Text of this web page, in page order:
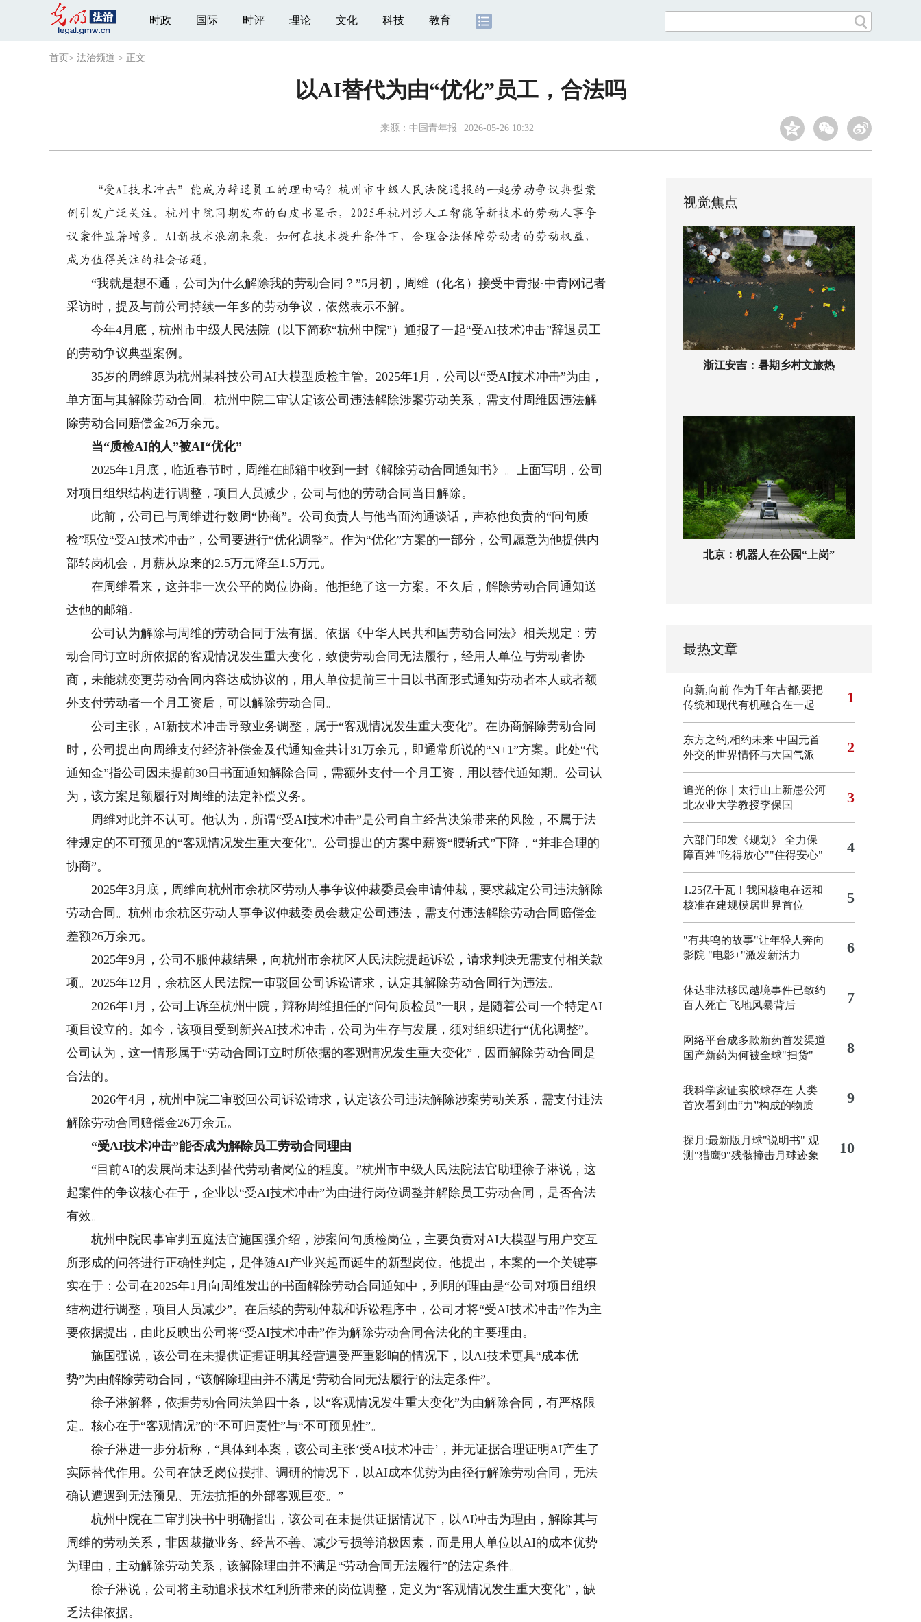
时政 国际 时评 理论 文化 科技 教育
首页 > 法治频道 > 正文
以AI替代为由“优化”员工，合法吗
来源： 中国青年报 2026-05-26 10:32
“受AI技术冲击”能成为辞退员工的理由吗？杭州市中级人民法院通报的一起劳动争议典型案
例引发广泛关注。杭州中院同期发布的白皮书显示，2025年杭州涉人工智能等新技术的劳动人事争
议案件显著增多。AI新技术浪潮来袭，如何在技术提升条件下，合理合法保障劳动者的劳动权益，
成为值得关注的社会话题。
“我就是想不通，公司为什么解除我的劳动合同？”5月初，周维（化名）接受中青报·中青网记者
采访时，提及与前公司持续一年多的劳动争议，依然表示不解。
今年4月底，杭州市中级人民法院（以下简称“杭州中院”）通报了一起“受AI技术冲击”辞退员工
的劳动争议典型案例。
35岁的周维原为杭州某科技公司AI大模型质检主管。2025年1月，公司以“受AI技术冲击”为由，
单方面与其解除劳动合同。杭州中院二审认定该公司违法解除涉案劳动关系，需支付周维因违法解
除劳动合同赔偿金26万余元。
当“质检AI的人”被AI“优化”
2025年1月底，临近春节时，周维在邮箱中收到一封《解除劳动合同通知书》。上面写明，公司
对项目组织结构进行调整，项目人员减少，公司与他的劳动合同当日解除。
此前，公司已与周维进行数周“协商”。公司负责人与他当面沟通谈话，声称他负责的“问句质
检”职位“受AI技术冲击”，公司要进行“优化调整”。作为“优化”方案的一部分，公司愿意为他提供内
部转岗机会，月薪从原来的2.5万元降至1.5万元。
在周维看来，这并非一次公平的岗位协商。他拒绝了这一方案。不久后，解除劳动合同通知送
达他的邮箱。
公司认为解除与周维的劳动合同于法有据。依据《中华人民共和国劳动合同法》相关规定：劳
动合同订立时所依据的客观情况发生重大变化，致使劳动合同无法履行，经用人单位与劳动者协
商，未能就变更劳动合同内容达成协议的，用人单位提前三十日以书面形式通知劳动者本人或者额
外支付劳动者一个月工资后，可以解除劳动合同。
公司主张，AI新技术冲击导致业务调整，属于“客观情况发生重大变化”。在协商解除劳动合同
时，公司提出向周维支付经济补偿金及代通知金共计31万余元，即通常所说的“N+1”方案。此处“代
通知金”指公司因未提前30日书面通知解除合同，需额外支付一个月工资，用以替代通知期。公司认
为，该方案足额履行对周维的法定补偿义务。
周维对此并不认可。他认为，所谓“受AI技术冲击”是公司自主经营决策带来的风险，不属于法
律规定的不可预见的“客观情况发生重大变化”。公司提出的方案中薪资“腰斩式”下降，“并非合理的
协商”。
2025年3月底，周维向杭州市余杭区劳动人事争议仲裁委员会申请仲裁，要求裁定公司违法解除
劳动合同。杭州市余杭区劳动人事争议仲裁委员会裁定公司违法，需支付违法解除劳动合同赔偿金
差额26万余元。
2025年9月，公司不服仲裁结果，向杭州市余杭区人民法院提起诉讼，请求判决无需支付相关款
项。2025年12月，余杭区人民法院一审驳回公司诉讼请求，认定其解除劳动合同行为违法。
2026年1月，公司上诉至杭州中院，辩称周维担任的“问句质检员”一职，是随着公司一个特定AI
项目设立的。如今，该项目受到新兴AI技术冲击，公司为生存与发展，须对组织进行“优化调整”。
公司认为，这一情形属于“劳动合同订立时所依据的客观情况发生重大变化”，因而解除劳动合同是
合法的。
2026年4月，杭州中院二审驳回公司诉讼请求，认定该公司违法解除涉案劳动关系，需支付违法
解除劳动合同赔偿金26万余元。
“受AI技术冲击”能否成为解除员工劳动合同理由
“目前AI的发展尚未达到替代劳动者岗位的程度。”杭州市中级人民法院法官助理徐子淋说，这
起案件的争议核心在于，企业以“受AI技术冲击”为由进行岗位调整并解除员工劳动合同，是否合法
有效。
杭州中院民事审判五庭法官施国强介绍，涉案问句质检岗位，主要负责对AI大模型与用户交互
所形成的问答进行正确性判定，是伴随AI产业兴起而诞生的新型岗位。他提出，本案的一个关键事
实在于：公司在2025年1月向周维发出的书面解除劳动合同通知中，列明的理由是“公司对项目组织
结构进行调整，项目人员减少”。在后续的劳动仲裁和诉讼程序中，公司才将“受AI技术冲击”作为主
要依据提出，由此反映出公司将“受AI技术冲击”作为解除劳动合同合法化的主要理由。
施国强说，该公司在未提供证据证明其经营遭受严重影响的情况下，以AI技术更具“成本优
势”为由解除劳动合同，“该解除理由并不满足‘劳动合同无法履行’的法定条件”。
徐子淋解释，依据劳动合同法第四十条，以“客观情况发生重大变化”为由解除合同，有严格限
定。核心在于“客观情况”的“不可归责性”与“不可预见性”。
徐子淋进一步分析称，“具体到本案，该公司主张‘受AI技术冲击’，并无证据合理证明AI产生了
实际替代作用。公司在缺乏岗位摸排、调研的情况下，以AI成本优势为由径行解除劳动合同，无法
确认遭遇到无法预见、无法抗拒的外部客观巨变。”
杭州中院在二审判决书中明确指出，该公司在未提供证据情况下，以AI冲击为理由，解除其与
周维的劳动关系，非因裁撤业务、经营不善、减少亏损等消极因素，而是用人单位以AI的成本优势
为理由，主动解除劳动关系，该解除理由并不满足“劳动合同无法履行”的法定条件。
徐子淋说，公司将主动追求技术红利所带来的岗位调整，定义为“客观情况发生重大变化”，缺
乏法律依据。
视觉焦点
浙江安吉：暑期乡村文旅热
北京：机器人在公园“上岗”
最热文章
向新,向前 作为千年古都,要把
传统和现代有机融合在一起
1
东方之约,相约未来 中国元首
外交的世界情怀与大国气派
2
追光的你｜太行山上新愚公河
北农业大学教授李保国
3
六部门印发《规划》 全力保
障百姓"吃得放心""住得安心"
4
1.25亿千瓦！我国核电在运和
核准在建规模居世界首位
5
"有共鸣的故事"让年轻人奔向
影院 "电影+"激发新活力 6
休达非法移民越境事件已致约
百人死亡 飞地风暴背后 7
网络平台成多款新药首发渠道
国产新药为何被全球"扫货"
8
我科学家证实胶球存在 人类
首次看到由“力”构成的物质
9
探月:最新版月球"说明书" 观
测"猎鹰9"残骸撞击月球迹象
10